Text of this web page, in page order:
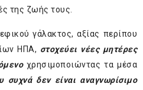
της ζωής τους.
γάλακτος, αξίας περίπου
ΗΠΑ, στοχεύει νέες μητέρες
χρησιμοποιώντας τα μέσα
συχνά δεν είναι αναγνωρίσιμο